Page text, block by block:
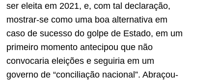
ser eleita em 2021, e, com tal declaração,
mostrar-se como uma boa alternativa em
caso de sucesso do golpe de Estado, em um
primeiro momento antecipou que não
convocaria eleições e seguiria em um
governo de “conciliação nacional”. Abraçou-